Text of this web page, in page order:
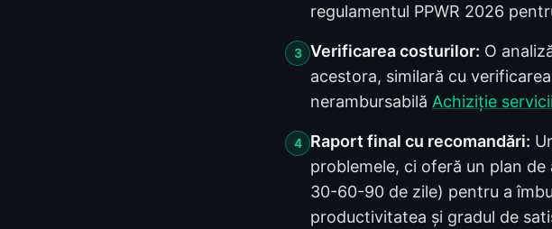
regulamentul PPWR 2026
3 Verificarea costurilor: O
acestora, similară cu
nerambursabilă Achiziție
4 Raport final cu recomandări:
problemele, ci oferă un plan
30-60-90 de zile) pentru a
productivitatea și gradul de